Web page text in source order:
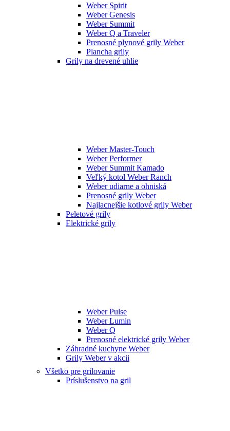
Weber Spirit
Weber Genesis
Weber Summit
Weber Q a Traveler
Prenosné plynové grily Weber
Plancha grily
Grily na drevené uhlie
Weber Master-Touch
Weber Performer
Weber Summit Kamado
Veľký kotol Weber Ranch
Weber udiarne a ohniská
Prenosné grily Weber
Najlacnejšie kotlové grily Weber
Peletové grily
Elektrické grily
Weber Pulse
Weber Lumin
Weber Q
Prenosné elektrické grily Weber
Záhradné kuchyne Weber
Grily Weber v akcii
Všetko pre grilovanie
Príslušenstvo na gril